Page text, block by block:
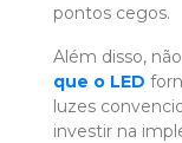
pontos cegos.
Além disso,
que o LED
luzes
investir na